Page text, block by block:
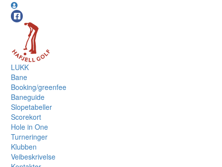
LUKK
Bane
Booking/greenfee
Baneguide
Slopetabeller
Scorekort
Hole in One
Turneringer
Klubben
Veibeskrivelse